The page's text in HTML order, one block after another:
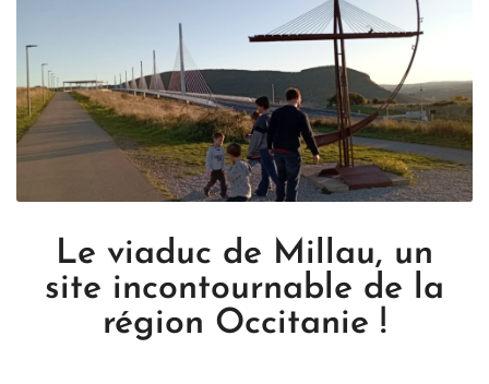
Le viaduc de Millau, un
site incontournable de la
région Occitanie !